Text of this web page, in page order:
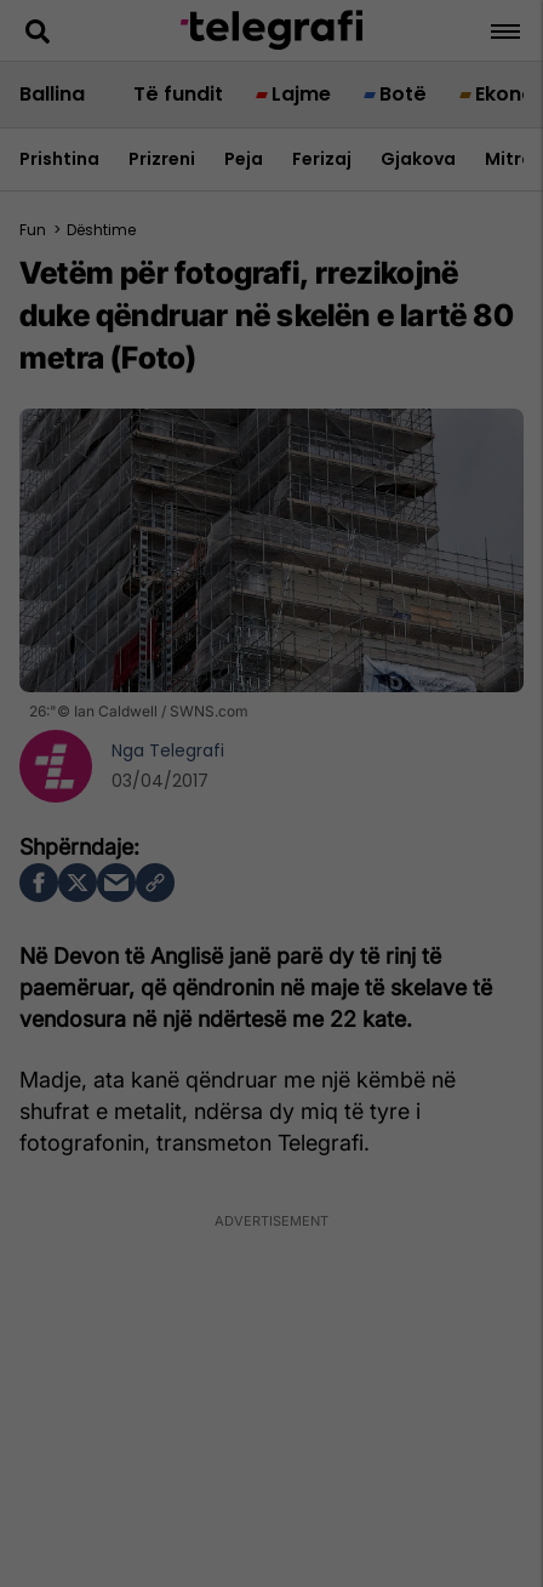
Ballina Të fundit Lajme Botë
Prishtina Prizreni Peja Ferizaj Gjakova
Fun > Dështime
Vetëm për fotografi, rrezikojnë
duke qëndruar në skelën e lartë 80
metra (Foto)
26:"© Ian Caldwell / SWNS.com
Në Devon të Anglisë janë parë dy të rinj të
paemëruar, që qëndronin në maje të skelave të
vendosura në një ndërtesë me 22 kate.
Madje, ata kanë qëndruar me një këmbë në
shufrat e metalit, ndërsa dy miq të tyre i
fotografonin, transmeton Telegrafi.
Nga Telegrafi
03/04/2017